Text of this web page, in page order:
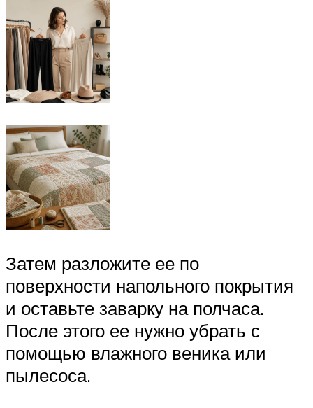
Затем разложите ее по
поверхности напольного покрытия
и оставьте заварку на полчаса.
После этого ее нужно убрать с
помощью влажного веника или
пылесоса.